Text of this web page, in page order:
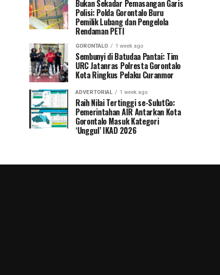
Bukan Sekadar Pemasangan Garis
Polisi: Polda Gorontalo Buru
Pemilik Lubang dan Pengelola
Rendaman PETI
GORONTALO 1 week ago
Sembunyi di Batudaa Pantai: Tim
URC Jatanras Polresta Gorontalo
Kota Ringkus Pelaku Curanmor
ADVERTORIAL 1 week ago
Raih Nilai Tertinggi se-SulutGo:
Pemerintahan AIR Antarkan Kota
Gorontalo Masuk Kategori
‘Unggul’ IKAD 2026